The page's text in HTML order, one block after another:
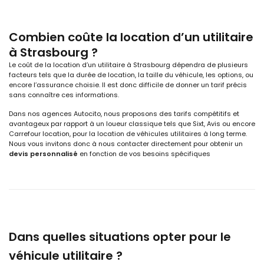
Combien coûte la location d’un utilitaire
à Strasbourg ?
Le coût de la location d’un utilitaire à Strasbourg dépendra de plusieurs
facteurs tels que la durée de location, la taille du véhicule, les options, ou
encore l’assurance choisie. Il est donc difficile de donner un tarif précis
sans connaître ces informations.
Dans nos agences Autocito, nous proposons des tarifs compétitifs et
avantageux par rapport à un loueur classique tels que Sixt, Avis ou encore
Carrefour location, pour la location de véhicules utilitaires à long terme.
Nous vous invitons donc à nous contacter directement pour obtenir un
devis personnalisé en fonction de vos besoins spécifiques
Dans quelles situations opter pour le
véhicule utilitaire ?